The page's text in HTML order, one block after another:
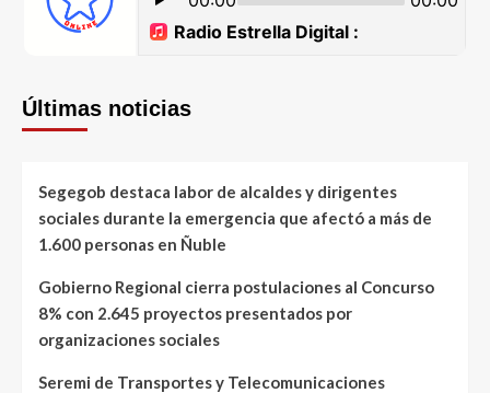
Últimas noticias
Segegob destaca labor de alcaldes y dirigentes
sociales durante la emergencia que afectó a más de
1.600 personas en Ñuble
Gobierno Regional cierra postulaciones al Concurso
8% con 2.645 proyectos presentados por
organizaciones sociales
Seremi de Transportes y Telecomunicaciones